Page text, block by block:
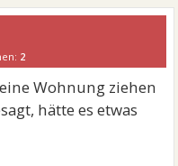
2
Wohnung ziehen
hätte es etwas